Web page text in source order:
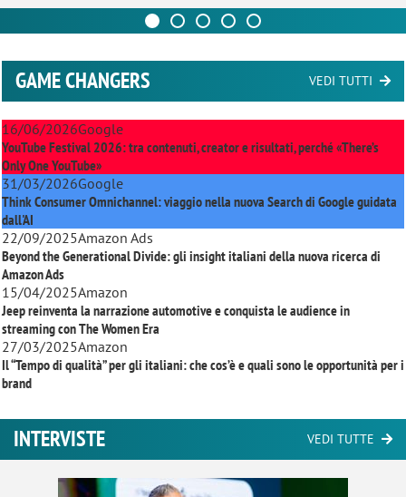
GAME CHANGERS VEDI TUTTI
16/06/2026Google
YouTube Festival 2026: tra contenuti, creator e risultati, perché «There’s
Only One YouTube»
31/03/2026Google
Think Consumer Omnichannel: viaggio nella nuova Search di Google guidata
dall'AI
22/09/2025Amazon Ads
Beyond the Generational Divide: gli insight italiani della nuova ricerca di
Amazon Ads
15/04/2025Amazon
Jeep reinventa la narrazione automotive e conquista le audience in
streaming conThe Women Era
27/03/2025Amazon
Il “Tempo di qualità” per gli italiani: che cos’è e quali sono le opportunità per i
brand
INTERVISTE VEDI TUTTE